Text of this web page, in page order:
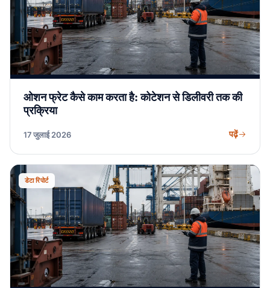
ओशन फ्रेट कैसे काम करता है: कोटेशन से डिलीवरी तक की
प्रक्रिया
17 जुलाई 2026 पढ़ें
डेटा रिपोर्ट